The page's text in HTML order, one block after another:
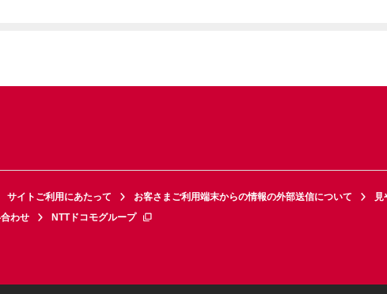
サイトご利用にあたって お客さまご利用端末からの情報の外部送信について
見
わせ NTTドコモグループ